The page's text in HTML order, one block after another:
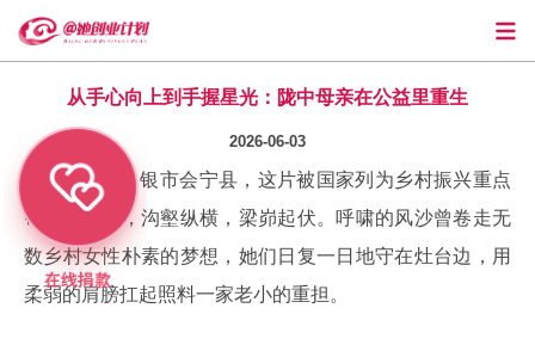
从手心向上到手握星光：陇中母亲在公益里重生
2026-06-03
甘肃省白银市会宁县，这片被国家列为乡村振兴重点
帮扶的土地，沟壑纵横，梁峁起伏。呼啸的风沙曾卷走无
数乡村女性朴素的梦想，她们日复一日地守在灶台边，用
柔弱的肩膀扛起照料一家老小的重担。